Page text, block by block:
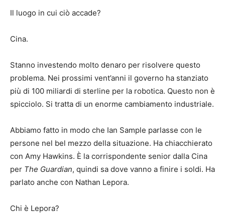
Il luogo in cui ciò accade?
Cina.
Stanno investendo molto denaro per risolvere questo
problema. Nei prossimi vent’anni il governo ha stanziato
più di 100 miliardi di sterline per la robotica. Questo non è
spicciolo. Si tratta di un enorme cambiamento industriale.
Abbiamo fatto in modo che Ian Sample parlasse con le
persone nel bel mezzo della situazione. Ha chiacchierato
con Amy Hawkins. È la corrispondente senior dalla Cina
per The Guardian, quindi sa dove vanno a finire i soldi. Ha
parlato anche con Nathan Lepora.
Chi è Lepora?